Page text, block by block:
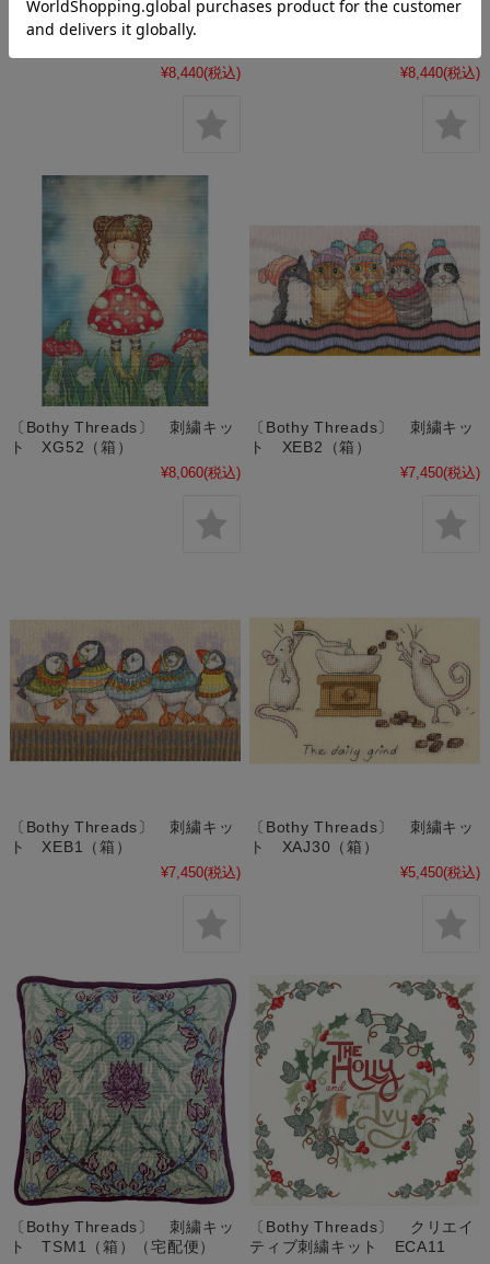
〔Bothy Threads〕 刺繍キッ
¥8,440(税込) ¥8,440(税込)
〔Bothy Threads〕 刺繍キッ
ト XG52（箱）
¥8,060(税込)
〔Bothy Threads〕 刺繍キッ
ト XEB2（箱）
¥7,450(税込)
〔Bothy Threads〕 刺繍キッ
ト XEB1（箱）
¥7,450(税込)
〔Bothy Threads〕 刺繍キッ
ト XAJ30（箱）
¥5,450(税込)
〔Bothy Threads〕 刺繍キッ
ト TSM1（箱）（宅配便）
〔Bothy Threads〕 クリエイ
ティブ刺繍キット ECA11